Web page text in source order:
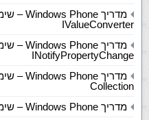
IValueConverter
INotifyPropertyChange
Collection
מדריך Windows Phone – שימוש ב Data Templates